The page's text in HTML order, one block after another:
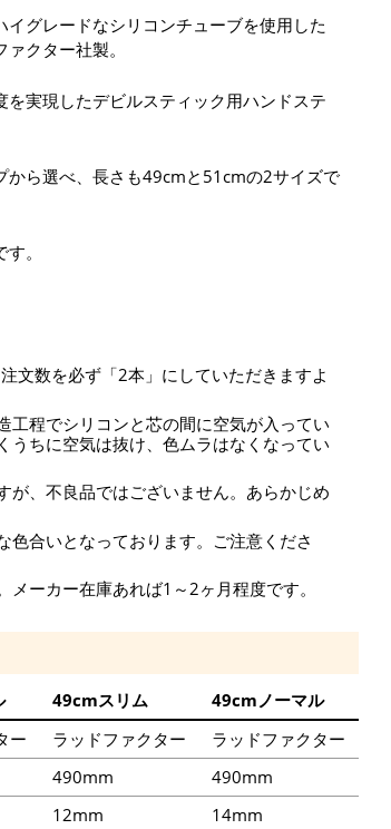
グレードなシリコンチューブを使用した
クター社製。
実現したデビルスティック用ハンドステ
から選べ、長さも49cmと51cmの2サイズで
。
文数を必ず「2本」にしていただきますよ
工程でシリコンと芯の間に空気が入ってい
うちに空気は抜け、色ムラはなくなってい
が、不良品ではございません。あらかじめ
合いとなっております。ご注意くださ
ーカー在庫あれば1～2ヶ月程度です。
ー
49cmスリム
ラッドファクター
490mm
12mm
49cmノーマル
ラッドファクター
490mm
14mm